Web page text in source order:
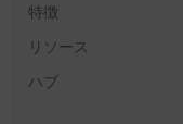
特徴
リソース
ハブ